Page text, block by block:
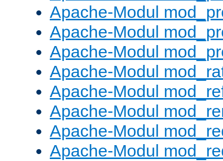
Apache-Modul
Apache-Modul
Apache-Modul
Apache-Modul
Apache-Modul
Apache-Modul
Apache-Modul
Apache-Modul